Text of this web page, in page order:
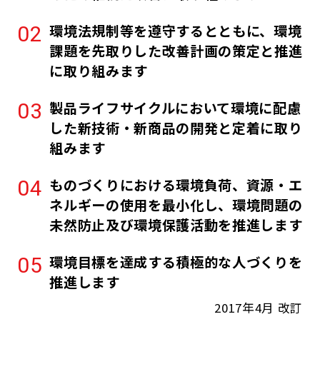
環境法規制等を遵守するとともに、環境
課題を先取りした改善計画の策定と推進
に取り組みます
製品ライフサイクルにおいて環境に配慮
した新技術・新商品の開発と定着に取り
組みます
ものづくりにおける環境負荷、資源・エ
ネルギーの使用を最小化し、環境問題の
未然防止及び環境保護活動を推進します
環境目標を達成する積極的な人づくりを
推進します
2017年4月 改訂